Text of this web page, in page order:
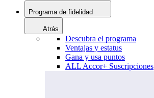
Programa de fidelidad
Atrás
Descubra el programa
Ventajas y estatus
Gana y usa puntos
ALL Accor+ Suscripciones